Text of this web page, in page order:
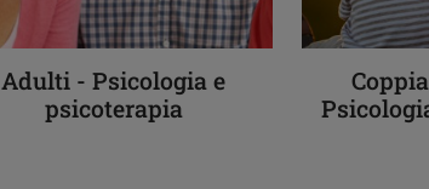
Adulti - Psicologia e
psicoterapia